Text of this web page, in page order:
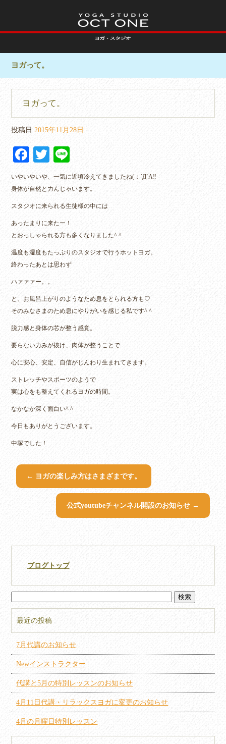
ヨガって。
ヨガって。
投稿日 2015年11月28日
Fa
ce
bo
ok
T
wi
tte
r
ne
いやいやいや、一気に近頃冷えてきましたね(；´Д`A‼︎
身体が自然と力んじゃいます。
スタジオに来られる生徒様の中には
あったまりに来たー！
とおっしゃられる方も多くなりました^ ^
温度も湿度もたっぷりのスタジオで行うホットヨガ。
終わったあとは思わず
ハァァァー。。
と、お風呂上がりのようなため息をとられる方も♡
そのみなさまのため息にやりがいを感じる私です^ ^
脱力感と身体の芯が整う感覚。
要らない力みが抜け、肉体が整うことで
心に安心、安定、自信がじんわり生まれてきます。
ストレッチやスポーツのようで
実は心をも整えてくれるヨガの時間。
なかなか深く面白い^ ^
今日もありがとうございます。
中塚でした！
← ヨガの楽しみ方はさまざまです。
公式youtubeチャンネル開設のお知らせ →
ブログトップ
最近の投稿
7月代講のお知らせ
Newインストラクター
代講と5月の特別レッスンのお知らせ
4月11日代講・リラックスヨガに変更のお知らせ
4月の月曜日特別レッスン